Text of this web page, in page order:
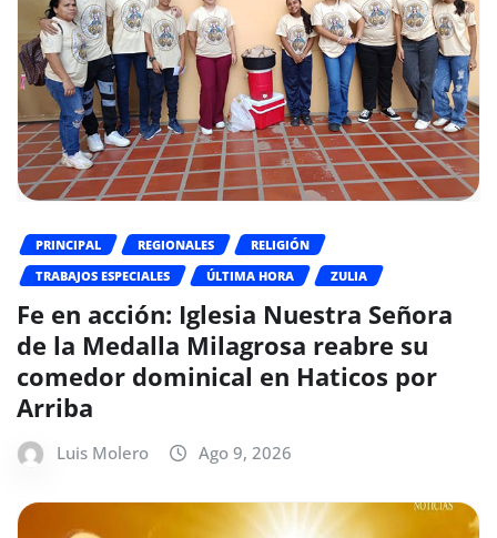
PRINCIPAL REGIONALES
RELIGIÓN
TRABAJOS ESPECIALES
ÚLTIMA HORA ZULIA
Fe en acción: Iglesia Nuestra Señora
de la Medalla Milagrosa reabre su
comedor dominical en Haticos por
Arriba
Luis Molero Ago 9, 2026